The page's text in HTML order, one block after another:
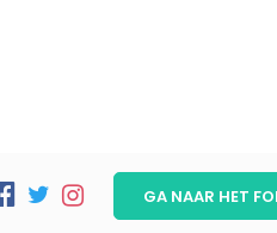
GA NAAR HET